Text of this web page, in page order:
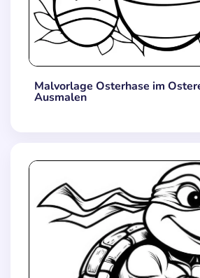
Malvorlage Osterhase im
Ausmalen